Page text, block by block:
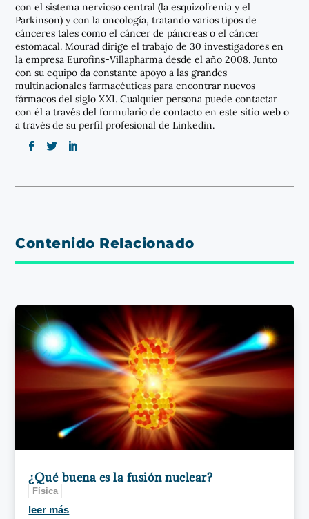
con el sistema nervioso central (la esquizofrenia y el
Parkinson) y con la oncología, tratando varios tipos de
cánceres tales como el cáncer de páncreas o el cáncer
estomacal. Mourad dirige el trabajo de 30 investigadores en
la empresa Eurofins-Villapharma desde el año 2008. Junto
con su equipo da constante apoyo a las grandes
multinacionales farmacéuticas para encontrar nuevos
fármacos del siglo XXI. Cualquier persona puede contactar
con él a través del formulario de contacto en este sitio web o
a través de su perfil profesional de Linkedin.
Contenido Relacionado
¿Qué buena es la fusión nuclear?
Física
leer más